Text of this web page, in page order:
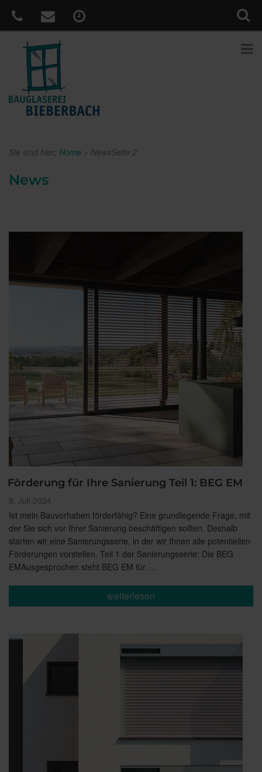
Sie sind hier: Home » NewsSeite 2
News
Förderung für Ihre Sanierung Teil 1: BEG EM
Veröffentlicht
am
8. Juli 2024
Ist mein Bauvorhaben förderfähig? Eine grundlegende Frage, mit
der Sie sich vor Ihrer Sanierung beschäftigen sollten. Deshalb
starten wir eine Sanierungsserie, in der wir Ihnen alle potentiellen
Förderungen vorstellen. Teil 1 der Sanierungsserie: Die BEG
EMAusgesprochen steht BEG EM für …
„Förderung
für
BEG
weiterlesen